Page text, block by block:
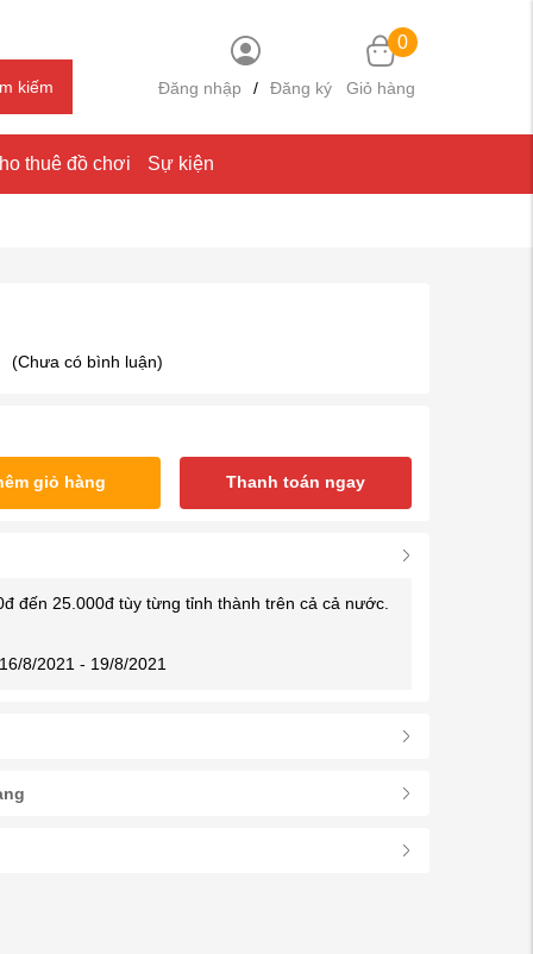
kiếm Đăng nhập / Đăng ký
0
Giỏ hàng
thuê đồ chơi Sự kiện
(Chưa có bình luận)
giỏ hàng Thanh toán ngay
đến 25.000đ tùy từng tỉnh thành trên cả cả nước.
8/2021 - 19/8/2021